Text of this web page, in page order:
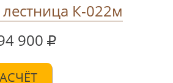
К-022м
900